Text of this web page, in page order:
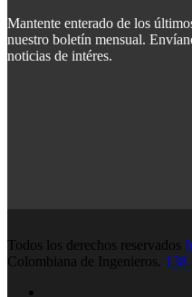
Mantente enterado de los
nuestro boletín mensual.
noticias de intéres.
Todos los derechos reservados
Colombiana de Ingenieros. 138